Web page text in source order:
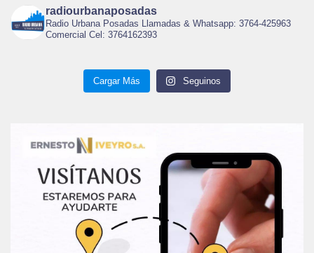
radiourbanaposadas
Radio Urbana Posadas Llamadas & Whatsapp: 3764-425963
Comercial Cel: 3764162393
Cargar Más Seguinos